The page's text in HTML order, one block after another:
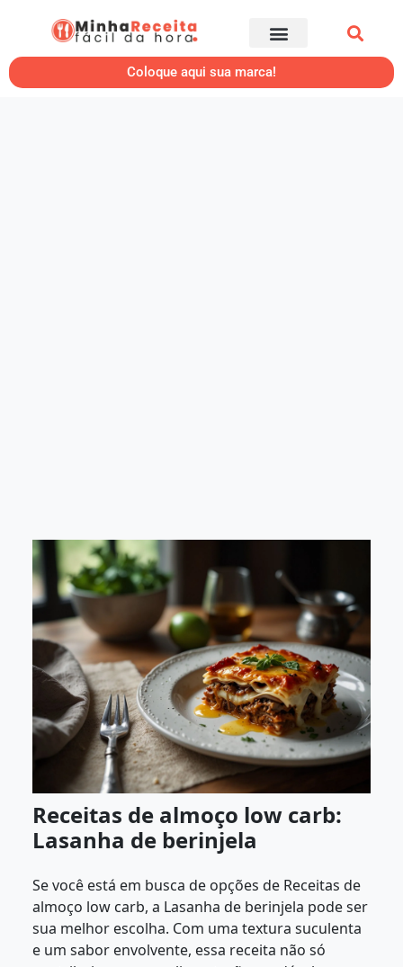
Coloque aqui sua marca!
Receitas de almoço low carb:
Lasanha de berinjela
Se você está em busca de opções de Receitas de
almoço low carb, a Lasanha de berinjela pode ser
sua melhor escolha. Com uma textura suculenta
e um sabor envolvente, essa receita não só